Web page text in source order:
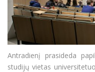
Antradienį prasideda
studijų vietas